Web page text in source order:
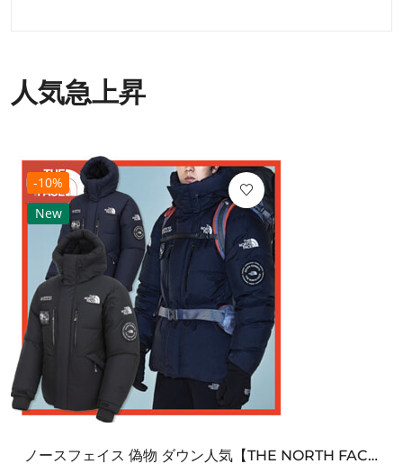
人気急上昇
-10%
New
ノースフェイス 偽物 ダウン人気【THE NORTH FACE】M'S 7 SUMMIT HIM...